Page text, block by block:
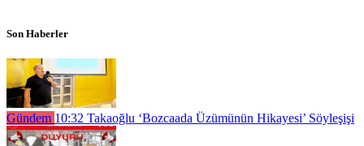
Son Haberler
Gündem 10:32 Takaoğlu ‘Bozcaada Üzümünün Hikayesi’ Söyleşişi